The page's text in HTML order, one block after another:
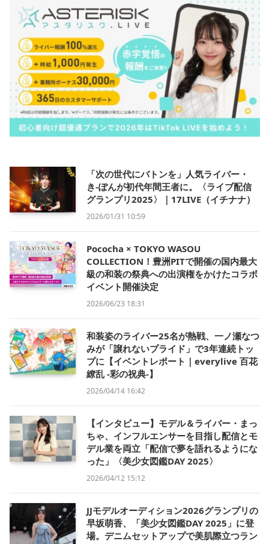
「次の世代にバトンを」人気ライバー・
き-ぽんが初代年間王者に。〈ライブ配信
グランプリ2025〉｜17LIVE（イチナナ）
2026/01/31 10:59
Pococha × TOKYO WASOU
COLLECTION！豊洲PITで開催の国内最大
級の和装の祭典への出演権をかけたコラボ
イベント開催決定
2026/06/23 18:31
和装姿のライバー25名が熱戦、一ノ瀬なつ
みが「譲れないプライド」で3年連続トッ
プに【イベントレポート｜everylive 百花
繚乱 -彩の祝典-】
2026/04/14 16:42
【インタビュー】モデル＆ライバー・まっ
ちゃ、インフルエンサーを目指し配信とモ
デル業を両立「配信で夢を語れるようにな
った」〈美少女図鑑DAY 2025〉
2026/04/12 15:12
JJモデルオーディション2026グランプリの
早坂萌香、「美少女図鑑DAY 2025」に登
場。デニムセットアップで美肌際立つラン